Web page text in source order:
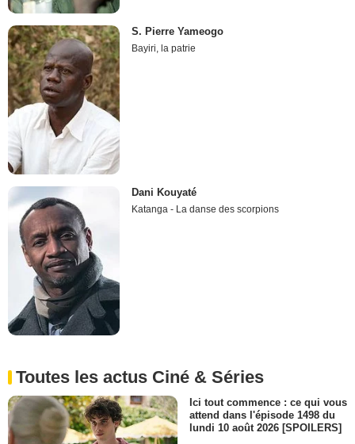
S. Pierre Yameogo
Bayiri, la patrie
Dani Kouyaté
Katanga - La danse des scorpions
Toutes les actus Ciné & Séries
Ici tout commence : ce qui vous
attend dans l'épisode 1498 du
lundi 10 août 2026 [SPOILERS]